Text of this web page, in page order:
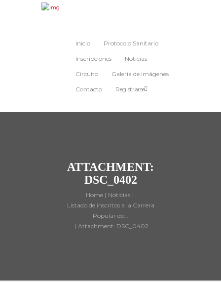
Inicio Protocolo Sanitario
Inscripciones Noticias
Circuito Galería de imágenes
Contacto Registrarse
ATTACHMENT:
DSC_0402
Home
Noticias
Listado de inscritos a la Carrera
Popular de...
Attachment: DSC_0402